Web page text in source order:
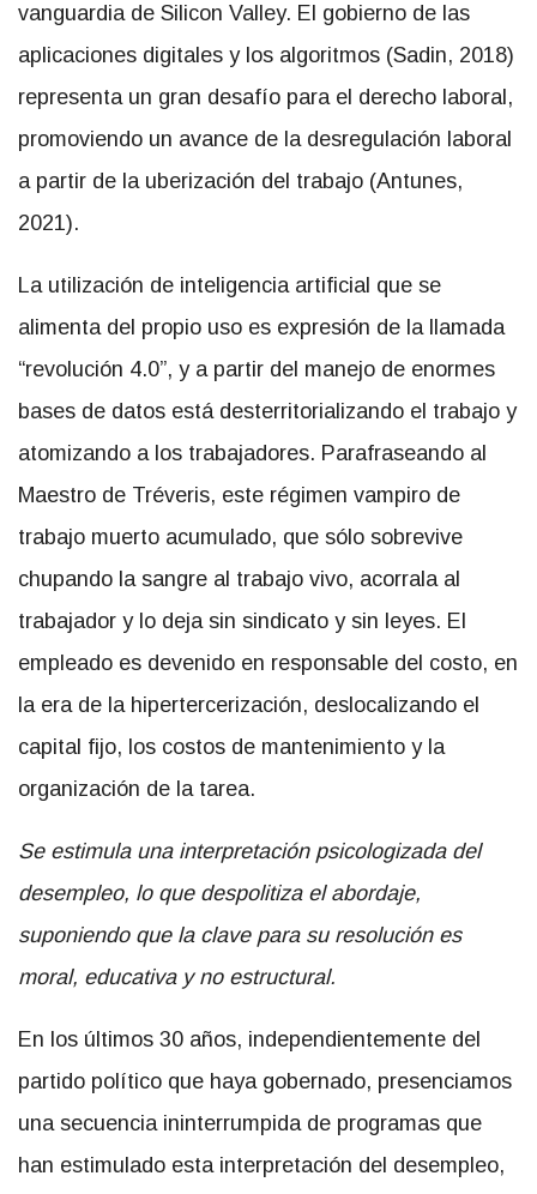
vanguardia de Silicon Valley. El gobierno de las
aplicaciones digitales y los algoritmos (Sadin, 2018)
representa un gran desafío para el derecho laboral,
promoviendo un avance de la desregulación laboral
a partir de la uberización del trabajo (Antunes,
2021).
La utilización de inteligencia artificial que se
alimenta del propio uso es expresión de la llamada
“revolución 4.0”, y a partir del manejo de enormes
bases de datos está desterritorializando el trabajo y
atomizando a los trabajadores. Parafraseando al
Maestro de Tréveris, este régimen vampiro de
trabajo muerto acumulado, que sólo sobrevive
chupando la sangre al trabajo vivo, acorrala al
trabajador y lo deja sin sindicato y sin leyes. El
empleado es devenido en responsable del costo, en
la era de la hipertercerización, deslocalizando el
capital fijo, los costos de mantenimiento y la
organización de la tarea.
Se estimula una interpretación psicologizada del
desempleo, lo que despolitiza el abordaje,
suponiendo que la clave para su resolución es
moral, educativa y no estructural.
En los últimos 30 años, independientemente del
partido político que haya gobernado, presenciamos
una secuencia ininterrumpida de programas que
han estimulado esta interpretación del desempleo,